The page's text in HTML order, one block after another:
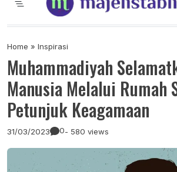
Majelis Tabligh Muhammadiyah
Syiar Dakwah Islam
Home » Inspirasi
Muhammadiyah
Manusia Melalui Rumah
Petunjuk Keagamaan
31/03/2023 0- 580 views